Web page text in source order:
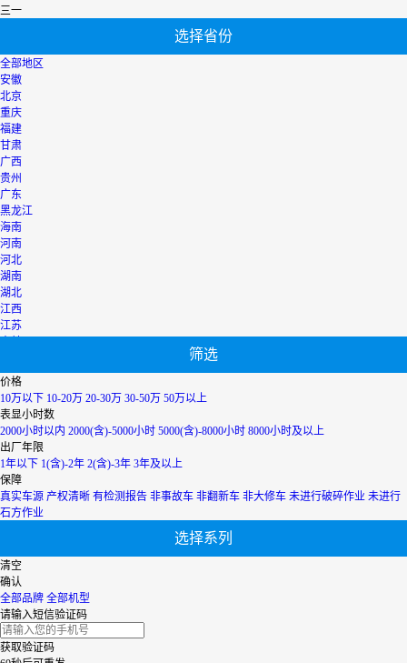
三一
选择省份
全部地区
安徽
北京
重庆
福建
甘肃
广西
贵州
广东
黑龙江
海南
河南
河北
湖南
湖北
江西
江苏
宁夏
内蒙古
青海
上海
陕西
山西
山东
四川
天津
台湾
新疆
香港
云南
浙江
筛选
价格
10万以下 10-20万 20-30万 30-50万 50万以上
表显小时数
2000小时以内 2000(含)-5000小时 5000(含)-8000小时 8000小时及以上
出厂年限
1年以下 1(含)-2年 2(含)-3年 3年及以上
保障
真实车源 产权清晰 有检测报告 非事故车 非翻新车 非大修车 未进行破碎作业 未进行
石方作业
选择系列
清空
确认
全部品牌 全部机型
请输入短信验证码
获取验证码